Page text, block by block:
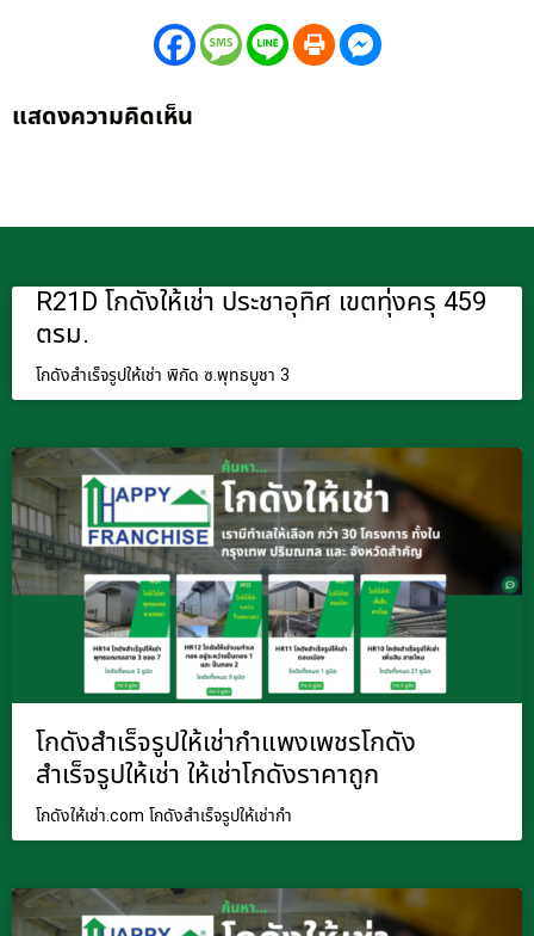
แสดงความคิดเห็น
R21D โกดังให้เช่า ประชาอุทิศ เขตทุ่งครุ 459
ตรม.
โกดังสำเร็จรูปให้เช่า พิกัด ซ.พุทธบูชา 3
โกดังสำเร็จรูปให้เช่ากำแพงเพชรโกดัง
สำเร็จรูปให้เช่า ให้เช่าโกดังราคาถูก
โกดังให้เช่า.com โกดังสำเร็จรูปให้เช่ากำ